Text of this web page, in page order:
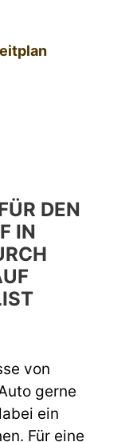
DEN
IN
von
gerne
ein
Für eine